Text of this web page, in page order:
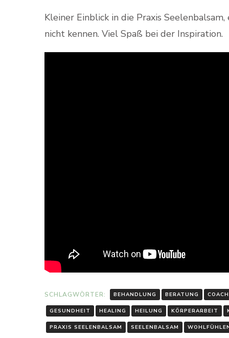
Kleiner Einblick in die Praxis
nicht kennen. Viel Spaß bei der Inspiration.
SCHLAGWÖRTER: BEHANDLUNG BERATUNG
GESUNDHEIT HEALING HEILUNG KÖRPERARBEIT
PRAXIS SEELENBALSAM SEELENBALSAM